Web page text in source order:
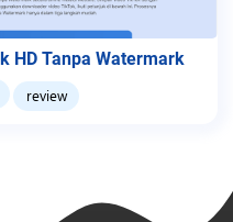
HD Tanpa Watermark
review